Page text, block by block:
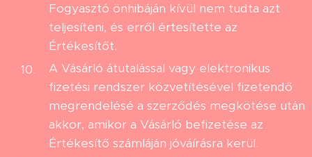
Fogyasztó önhibáján kívül nem tudta azt
teljesíteni, és erről értesítette az
Értékesítőt.
A Vásárló átutalással vagy elektronikus
fizetési rendszer közvetítésével fizetendő
megrendelésé a szerződés megkötése után
akkor, amikor a Vásárló befizetése az
Értékesítő számláján jóváírásra kerül.